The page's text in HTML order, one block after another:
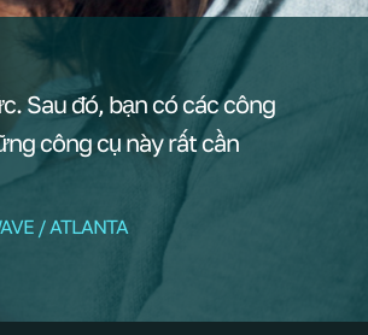
Sau đó, bạn có các công
công cụ này rất cần
/ ATLANTA